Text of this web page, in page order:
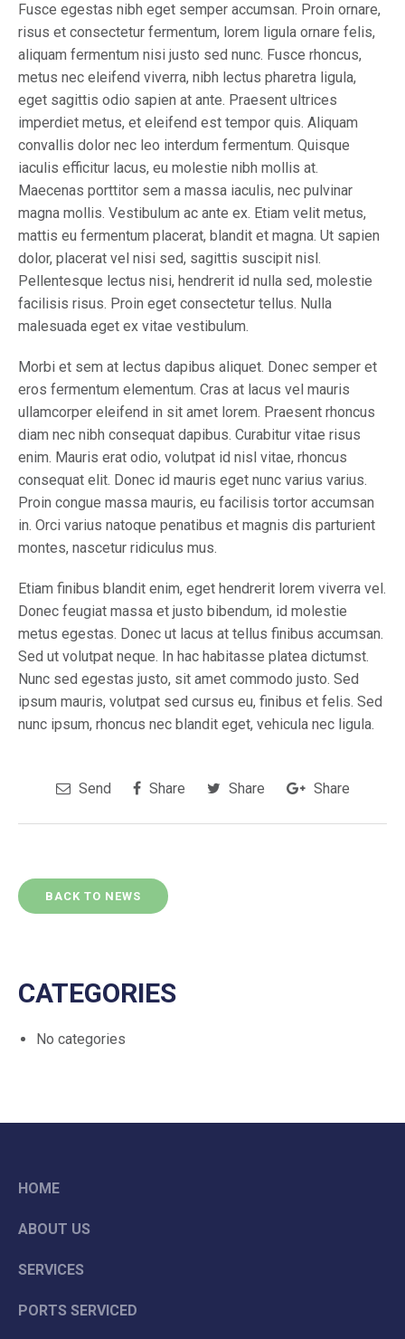
Fusce egestas nibh eget semper accumsan. Proin ornare,
risus et consectetur fermentum, lorem ligula ornare felis,
aliquam fermentum nisi justo sed nunc. Fusce rhoncus,
metus nec eleifend viverra, nibh lectus pharetra ligula,
eget sagittis odio sapien at ante. Praesent ultrices
imperdiet metus, et eleifend est tempor quis. Aliquam
convallis dolor nec leo interdum fermentum. Quisque
iaculis efficitur lacus, eu molestie nibh mollis at.
Maecenas porttitor sem a massa iaculis, nec pulvinar
magna mollis. Vestibulum ac ante ex. Etiam velit metus,
mattis eu fermentum placerat, blandit et magna. Ut sapien
dolor, placerat vel nisi sed, sagittis suscipit nisl.
Pellentesque lectus nisi, hendrerit id nulla sed, molestie
facilisis risus. Proin eget consectetur tellus. Nulla
malesuada eget ex vitae vestibulum.
Morbi et sem at lectus dapibus aliquet. Donec semper et
eros fermentum elementum. Cras at lacus vel mauris
ullamcorper eleifend in sit amet lorem. Praesent rhoncus
diam nec nibh consequat dapibus. Curabitur vitae risus
enim. Mauris erat odio, volutpat id nisl vitae, rhoncus
consequat elit. Donec id mauris eget nunc varius varius.
Proin congue massa mauris, eu facilisis tortor accumsan
in. Orci varius natoque penatibus et magnis dis parturient
montes, nascetur ridiculus mus.
Etiam finibus blandit enim, eget hendrerit lorem viverra vel.
Donec feugiat massa et justo bibendum, id molestie
metus egestas. Donec ut lacus at tellus finibus accumsan.
Sed ut volutpat neque. In hac habitasse platea dictumst.
Nunc sed egestas justo, sit amet commodo justo. Sed
ipsum mauris, volutpat sed cursus eu, finibus et felis. Sed
nunc ipsum, rhoncus nec blandit eget, vehicula nec ligula.
Send Share Share Share
BACK TO NEWS
CATEGORIES
No categories
HOME
ABOUT US
SERVICES
PORTS SERVICED